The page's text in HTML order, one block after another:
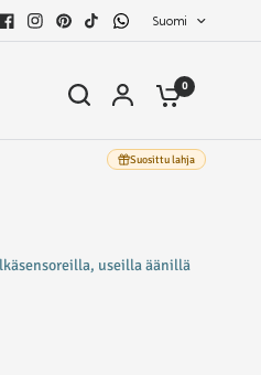
Suomi
0
Suosittu lahja
useilla äänillä